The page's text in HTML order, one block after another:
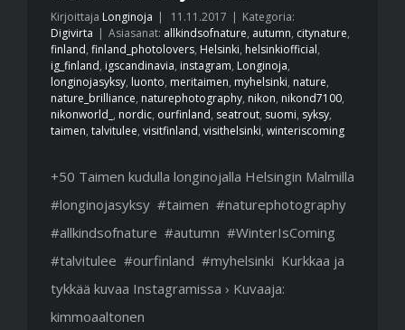
Kirjoittaja Longinoja | 11.11.2017 | Kategoria:
Digivirta | Asiasanat: allkindsofnature, autumn, citynature,
finland, finland_photolovers, Helsinki, helsinkiofficial,
ig_finland, igscandinavia, instagram, Longinoja,
longinojasyksy, luonto, meritaimen, myhelsinki, nature,
nature_brilliance, naturephotography, nikon, nikond7100,
nikonworld_ , nordic, ourfinland, seatrout, suomi, syksy,
taimen, talvitulee, visitfinland, visithelsinki, winteriscoming
+50 Taimen kudulla longinojalla Helsingin Malmilla
#longinojasyksy #taimen #naturephotography
#allkindsofnature #autumn #WinterIsComing
#talvitulee #ourfinland #myhelsinki Kurkkaa ja
tykkää kuvaa Instagramissa › Kuvaaja:
kimmoaaltonen